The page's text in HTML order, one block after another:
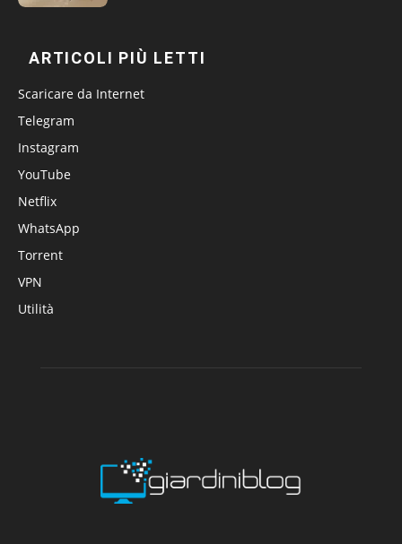
ARTICOLI PIÙ LETTI
Scaricare da Internet
Telegram
Instagram
YouTube
Netflix
WhatsApp
Torrent
VPN
Utilità